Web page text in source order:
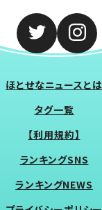
ほとせなニュースとは
タグ一覧
【利用規約】
ランキングSNS
ランキングNEWS